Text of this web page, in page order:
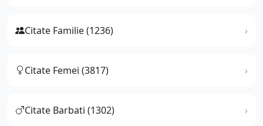
Citate Familie (1236)
Citate Femei (3817)
Citate Barbati (1302)